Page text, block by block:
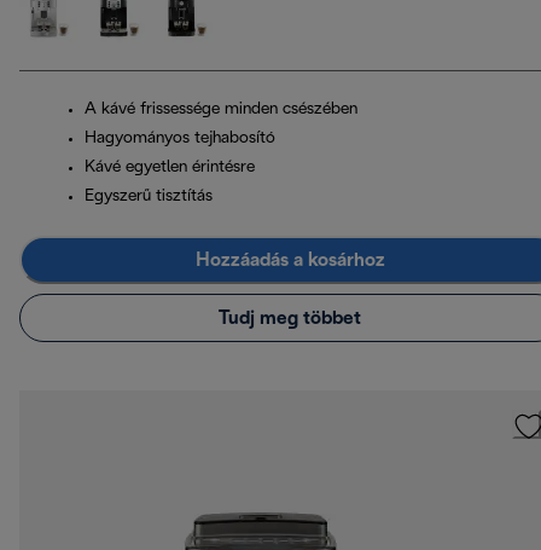
A kávé frissessége minden csészében
Hagyományos tejhabosító
Kávé egyetlen érintésre
Egyszerű tisztítás
Hozzáadás a kosárhoz
Tudj meg többet